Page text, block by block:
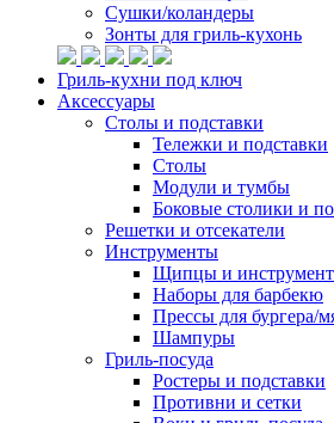
Сушки/коландеры
Зонты для гриль-кухонь
Гриль-кухни под ключ
Аксессуары
Столы и подставки
Тележки и подставки
Столы
Модули и тумбы
Боковые столики и
Решетки и отсекатели
Инструменты
Щипцы и
Наборы для барбекю
Прессы для бургера/
Шампуры
Гриль-посуда
Ростеры и подставки
Противни и сетки